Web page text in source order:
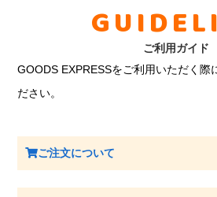
ご利用ガイド
GOODS EXPRESSをご利用いただく際
ださい。
ご注文について